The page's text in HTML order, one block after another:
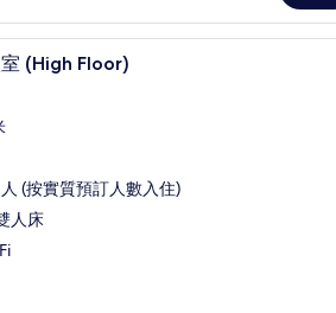
套房, 1 間臥室 (High Floor)
(High Floor)
(按實質預訂人數入住)
人床